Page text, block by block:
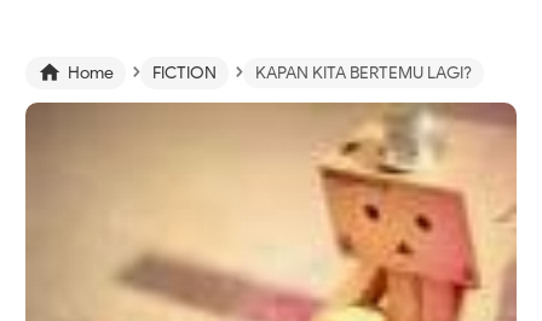
 Home › FICTION › KAPAN KITA BERTEMU LAGI?